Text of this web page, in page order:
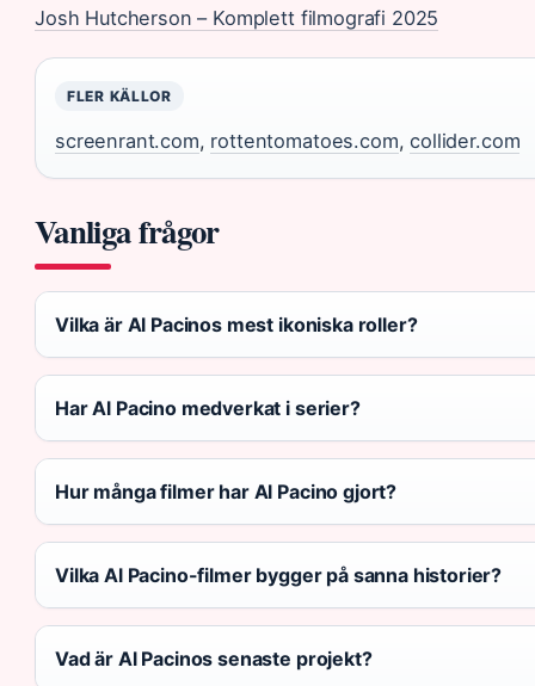
Josh Hutcherson – Komplett filmografi 2025
FLER KÄLLOR
screenrant.com, rottentomatoes.com,collider.com
Vanliga frågor
Vilka är Al Pacinos mest ikoniska roller?
Har Al Pacino medverkat i serier?
Hur många filmer har Al Pacino gjort?
Vilka Al Pacino-filmer bygger på sanna historier?
Vad är Al Pacinos senaste projekt?